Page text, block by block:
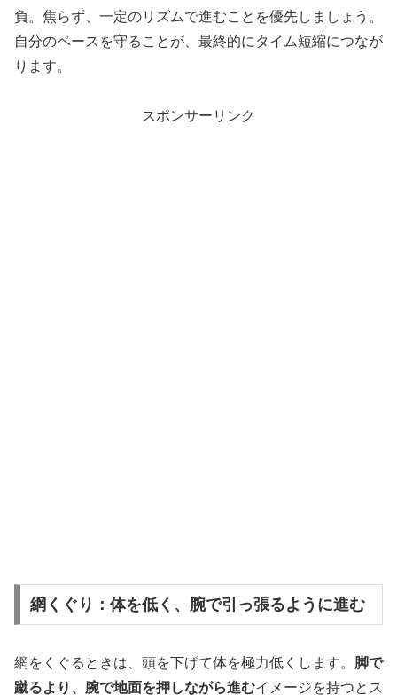
負。焦らず、一定のリズムで進むことを優先しましょう。
自分のペースを守ることが、最終的にタイム短縮につなが
ります。
スポンサーリンク
網くぐり：体を低く、腕で引っ張るように進む
網をくぐるときは、頭を下げて体を極力低くします。 脚で
蹴るより、腕で地面を押しながら進むイメージを持つとス